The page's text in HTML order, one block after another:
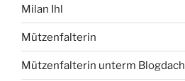
Milan Ihl
Mützenfalterin
Mützenfalterin unterm Blogdach